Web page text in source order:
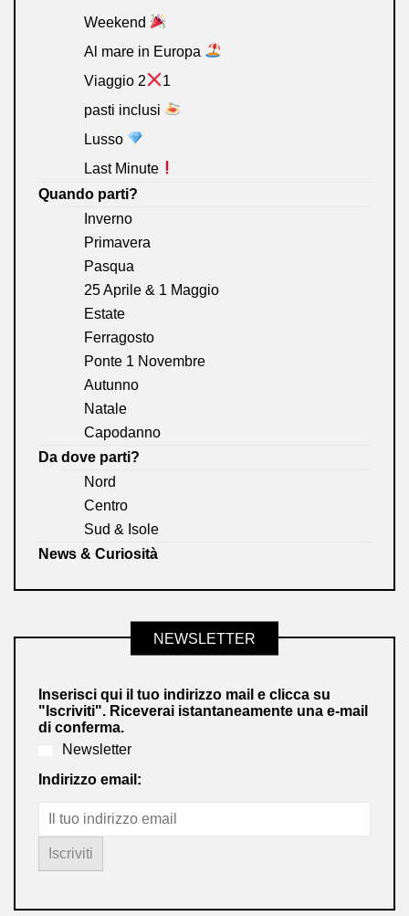
Weekend
Al mare in Europa
Viaggio 2
1
pasti inclusi
Lusso
Last Minute
Quando parti?
Inverno
Primavera
Pasqua
25 Aprile & 1 Maggio
Estate
Ferragosto
Ponte 1 Novembre
Autunno
Natale
Capodanno
Da dove parti?
Nord
Centro
Sud & Isole
News & Curiosità
NEWSLETTER
Inserisci qui il tuo indirizzo mail e clicca su
"Iscriviti". Riceverai istantaneamente una e-mail
di conferma.
Newsletter
Indirizzo email: